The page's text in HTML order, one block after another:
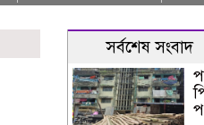
সর্বশেষ সংবাদ